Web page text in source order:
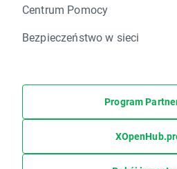
Centrum Pomocy
Bezpieczeństwo w sieci
Program